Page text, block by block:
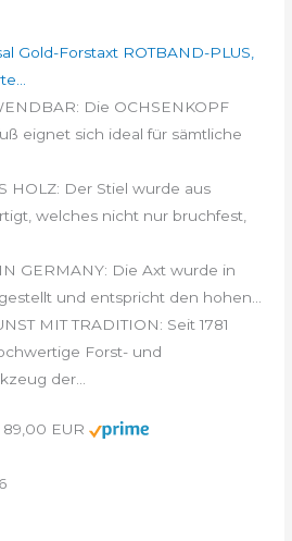
Gold-Forstaxt ROTBAND-PLUS,
Die OCHSENKOPF
eignet sich ideal für sämtliche
HOLZ: Der Stiel wurde aus
welches nicht nur bruchfest,
GERMANY: Die Axt wurde in
und entspricht den hohen...
MIT TRADITION: Seit 1781
Forst- und
der...
89,00 EUR